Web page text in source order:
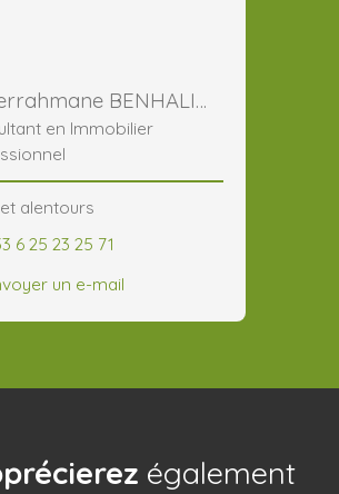
Abderrahmane BENHALIMA
en Immobilier
alentours
6 25 23 25 71
un e-mail
également